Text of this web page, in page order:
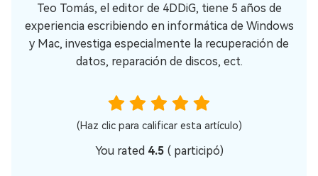
Teo Tomás, el editor de 4DDiG, tiene 5 años de
experiencia escribiendo en informática de Windows
y Mac, investiga especialmente la recuperación de
datos, reparación de discos, ect.
(Haz clic para calificar esta artículo)
You rated 4.5 (participó)